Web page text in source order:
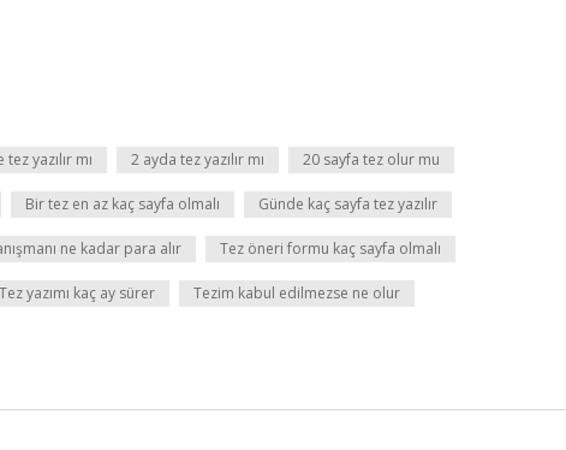
yazılır mı 2 ayda tez yazılır mı 20 sayfa tez olur mu
Bir tez en az kaç sayfa olmalı Günde kaç sayfa tez yazılır
ne kadar para alır Tez öneri formu kaç sayfa olmalı
Tez yazımı kaç ay sürer Tezim kabul edilmezse ne olur